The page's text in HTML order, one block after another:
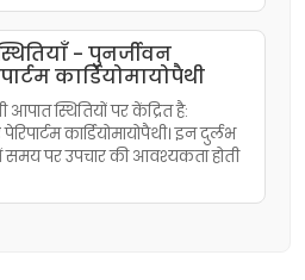
- पुनर्जीवन
कार्डियोमायोपैथी
आपात स्थितियों पर केंद्रित है:
कार्डियोमायोपैथी। इन दुर्लभ
पर उपचार की आवश्यकता होती